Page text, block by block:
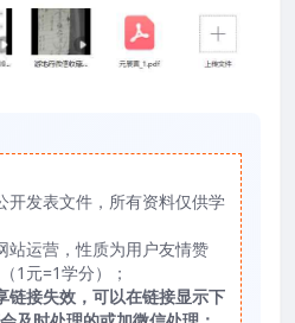
开发表文件，所有资料仅供学
站运营，性质为用户友情赞
1元=1学分）；
链接失效，可以在链接显示下